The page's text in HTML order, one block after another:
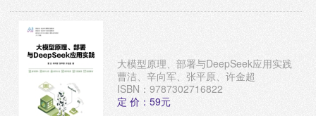
大模型原理、部署与DeepSeek应用实践
曹洁、辛向军、张平原、许金超
ISBN：9787302716822
定 价：59元